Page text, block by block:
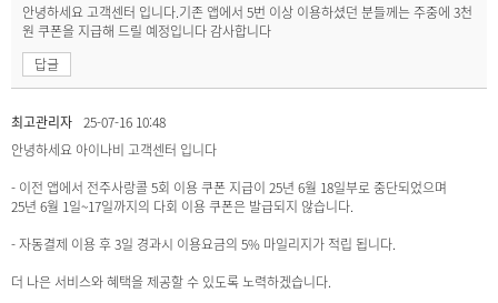
안녕하세요 고객센터 입니다.기존 앱에서 5번 이상 이용하셨던 분들께는 주중에 3천
원 쿠폰을 지급해 드릴 예정입니다 감사합니다
답글
최고관리자 25-07-16 10:48
안녕하세요 아이나비 고객센터 입니다
- 이전 앱에서 전주사랑콜 5회 이용 쿠폰 지급이 25년 6월 18일부로 중단되었으며
25년 6월 1일~17일까지의 다회 이용 쿠폰은 발급되지 않습니다.
- 자동결제 이용 후 3일 경과시 이용요금의 5% 마일리지가 적립 됩니다.
더 나은 서비스와 혜택을 제공할 수 있도록 노력하겠습니다.